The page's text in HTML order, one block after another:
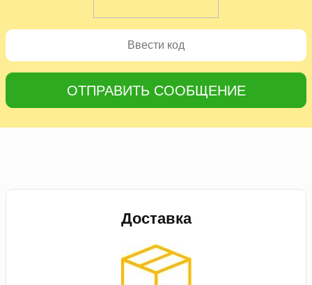
ОТПРАВИТЬ СООБЩЕНИЕ
Доставка